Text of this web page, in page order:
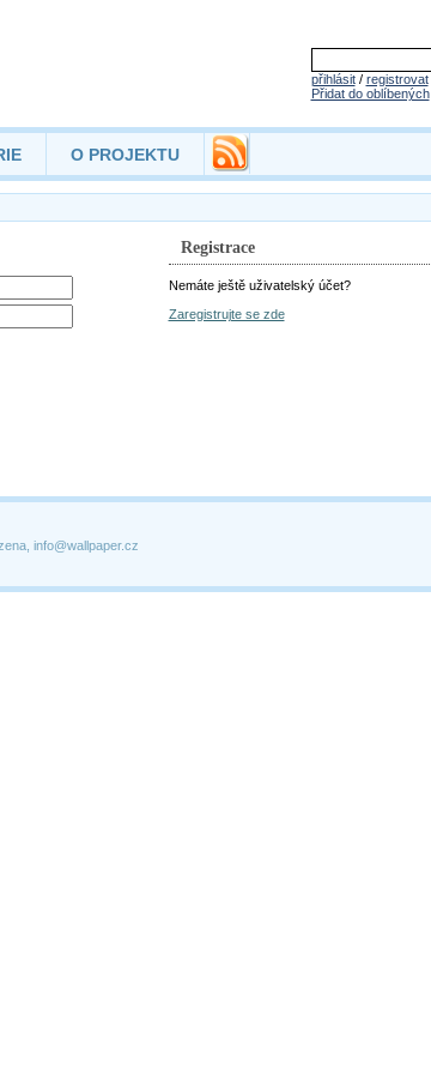
přihlásit/ registrovat
Přidat do oblíbených
O PROJEKTU
Registrace
Nemáte ještě uživatelský účet?
Zaregistrujte se zde
info@wallpaper.cz